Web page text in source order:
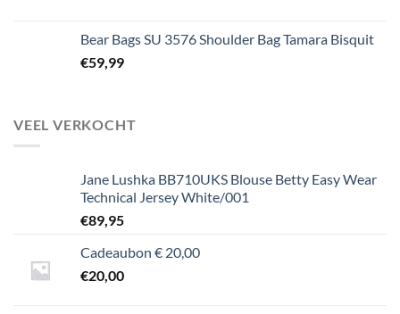
Bear Bags SU 3576 Shoulder Bag Tamara Bisquit
€59,99
VEEL VERKOCHT
Jane Lushka BB710UKS Blouse Betty Easy Wear
Technical Jersey White/001
€89,95
Cadeaubon € 20,00
€20,00